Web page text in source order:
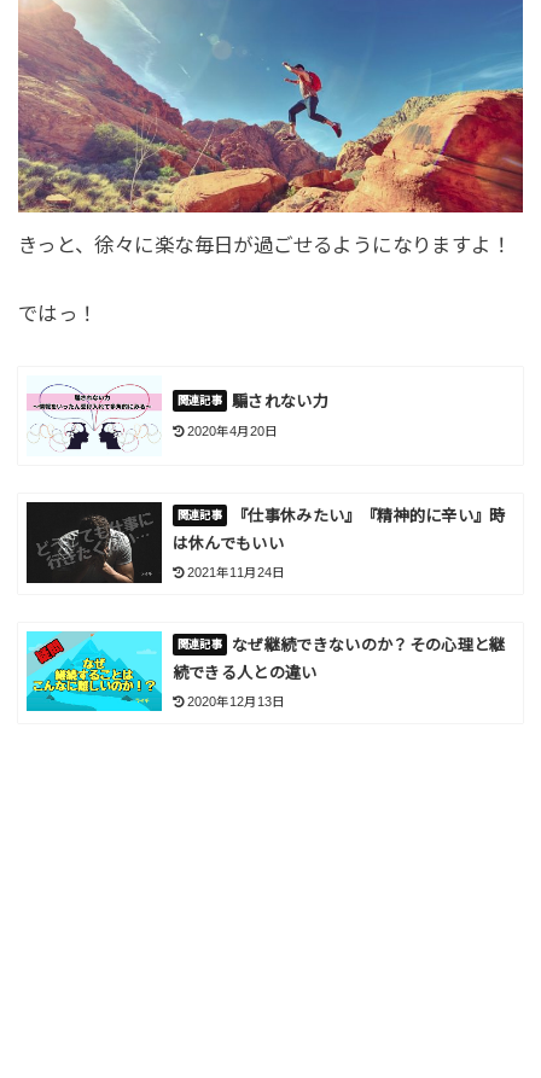
きっと、徐々に楽な毎日が過ごせるようになりますよ！
ではっ！
騙されない力
2020年4月20日
『仕事休みたい』『精神的に辛い』時
は休んでもいい
2021年11月24日
なぜ継続できないのか？その心理と継
続できる人との違い
2020年12月13日